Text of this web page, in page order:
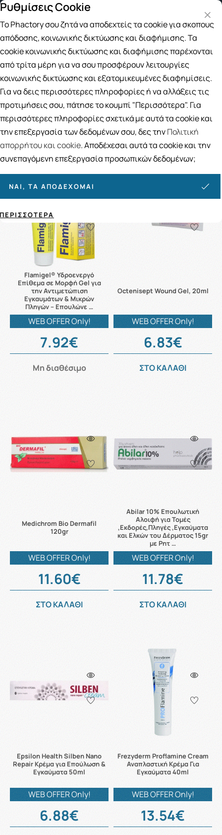
Παραλαβή από το Κατάστημα
Αναζήτηση
Αρχική / ΦΑΡΜΑΚΕΙΟ / Πρώτες Βοήθειες / Εγκαύματα
Εγκαύματα
27ΠΡΟΪΟΝΤΑ
Ταξινόμηση Προβολή
Flamigel® Υδροενεργό
Επίθεμα σε Μορφή Gel για
την Αντιμετώπιση
Εγκαυμάτων & Μικρών
Πληγών – Επουλώνε …
WEB OFFER Only!
7.92€
Μη διαθέσιμο
Octenisept Wound Gel, 20ml
WEB OFFER Only!
6.83€
ΣΤΟ ΚΑΛΑΘΙ
Medichrom Bio Dermafil
120gr
WEB OFFER Only!
11.60€
ΣΤΟ ΚΑΛΑΘΙ
Abilar 10% Επουλωτική
Αλοιφή για Τομές
,Εκδορές,Πληγές ,Εγκαύματα
και Ελκών του Δέρματος 15gr
με Ρητ …
WEB OFFER Only!
11.78€
ΣΤΟ ΚΑΛΑΘΙ
Epsilon Health Silben Nano
Repair Κρέμα για Επούλωση &
Εγκαύματα 50ml
WEB OFFER Only!
6.88€
Frezyderm Proflamine Cream
Αναπλαστική Κρέμα Για
Εγκαύματα 40ml
WEB OFFER Only!
13.54€
Ρυθμίσεις Cookie
Το Phactory σου ζητά να αποδεχτείς τα cookie για σκοπούς
απόδοσης, κοινωνικής δικτύωσης και διαφήμισης. Τα
cookie κοινωνικής δικτύωσης και διαφήμισης παρέχονται
από τρίτα μέρη για να σου προσφέρουν λειτουργίες
κοινωνικής δικτύωσης και εξατομικευμένες διαφημίσεις.
Για να δεις περισσότερες πληροφορίες ή να αλλάξεις τις
προτιμήσεις σου, πάτησε το κουμπί "Περισσότερα". Για
περισσότερες πληροφορίες σχετικά με αυτά τα cookie και
την επεξεργασία των δεδομένων σου, δες τηνΠολιτική
απορρήτου και cookie. Αποδέχεσαι αυτά τα cookie και την
συνεπαγόμενη επεξεργασία προσωπικών δεδομένων;
ΝΑΙ, ΤΑ ΑΠΟΔΈΧΟΜΑΙ
ΠΕΡΙΣΣΌΤΕΡΑ